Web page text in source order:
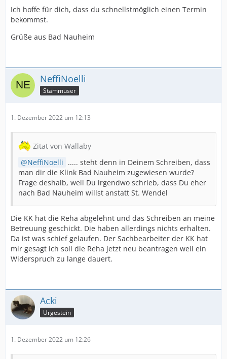
Ich hoffe für dich, dass du schnellstmöglich einen Termin
bekommst.
Grüße aus Bad Nauheim
NeffiNoelli
Stammuser
1. Dezember 2022 um 12:13
Zitat von Wallaby
NeffiNoelli ..... steht denn in Deinem Schreiben, dass
man dir die Klink Bad Nauheim zugewiesen wurde?
Frage deshalb, weil Du irgendwo schrieb, dass Du eher
nach Bad Nauheim willst anstatt St. Wendel
Die KK hat die Reha abgelehnt und das Schreiben an meine
Betreuung geschickt. Die haben allerdings nichts erhalten.
Da ist was schief gelaufen. Der Sachbearbeiter der KK hat
mir gesagt ich soll die Reha jetzt neu beantragen weil ein
Widerspruch zu lange dauert.
Acki
Urgestein
1. Dezember 2022 um 12:26